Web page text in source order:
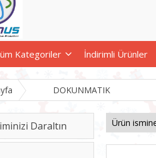
Kategoriler İndirimli Ürünler
DOKUNMATIK
Daraltın